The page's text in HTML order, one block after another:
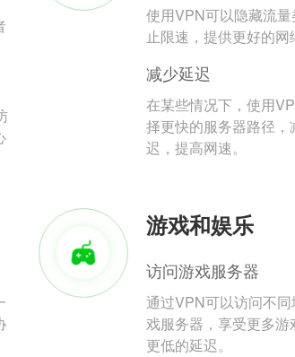
使用VPN可以隐藏流
止限速，提供更好的网
减少延迟
在某些情况下，使用
择更快的服务器路径，
迟，提高网速。
游戏和娱乐
访问游戏服务器
通过VPN可以访问不
戏服务器，享受更多游
更低的延迟。